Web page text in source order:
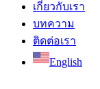
เกี่ยวกับเรา
บทความ
ติดต่อเรา
English